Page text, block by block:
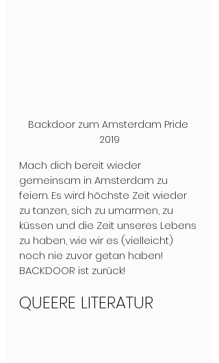
Backdoor zum Amsterdam Pride
2019
Mach dich bereit wieder
gemeinsam in Amsterdam zu
feiern. Es wird höchste Zeit wieder
zu tanzen, sich zu umarmen, zu
küssen und die Zeit unseres Lebens
zu haben, wie wir es (vielleicht)
noch nie zuvor getan haben!
BACKDOOR ist zurück!
QUEERE LITERATUR